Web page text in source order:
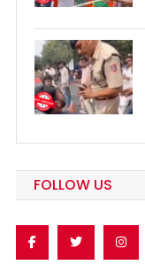
FOLLOW US